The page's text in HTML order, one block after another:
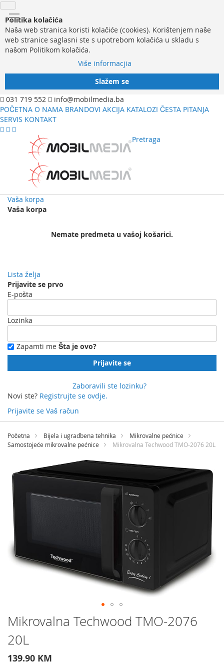
Politika kolačića
Naša web stranica koristi kolačiće (cookies). Korištenjem naše
web stranice saglasni ste s upotrebom kolačića u skladu s
našom Politikom kolačića.
Više informacjia
Slažem se
031 719 552
info@mobilmedia.ba
POČETNA O NAMA BRANDOVI AKCIJA KATALOZI ČESTA PITANJA
SERVIS KONTAKT
Pretraga
Vaša korpa
Vaša korpa
Nemate predmeta u vašoj košarici.
Lista želja
Prijavite se prvo
E-pošta
Lozinka
Zapamti me Šta je ovo?
Prijavite se
Zaboravili ste lozinku?
Novi ste? Registrujte se ovdje.
Prijavite se Vaš račun
Preskočite
sadržaj
Početna Bijela i ugradbena tehnika
Mikrovalne pećnice
Samostojeće mikrovalne pećnice
Mikrovalna Techwood TMO-2076 20L
na
kraj
galerije
slika
Preskočite
na
početak
galerije
slika
Mikrovalna Techwood TMO-2076
20L
139.90 KM